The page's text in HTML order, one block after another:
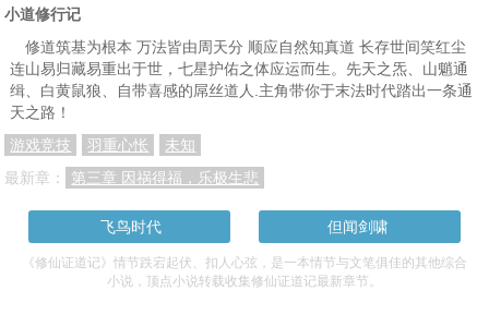
小道修行记
修道筑基为根本 万法皆由周天分 顺应自然知真道 长存世间笑红尘
连山易归藏易重出于世，七星护佑之体应运而生。先天之炁、山魈通
缉、白黄鼠狼、自带喜感的屌丝道人.主角带你于末法时代踏出一条通
天之路！
游戏竞技
羽重心怅
未知
最新章：
第三章 因祸得福，乐极生悲
飞鸟时代 但闻剑啸
《修仙证道记》情节跌宕起伏、扣人心弦，是一本情节与文笔俱佳的其他综合
小说，顶点小说转载收集修仙证道记最新章节。